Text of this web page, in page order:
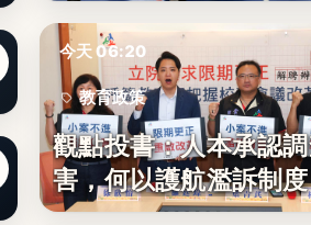
今天 06:20
教育政策
29
觀點投書：人本承認
害，何以護航濫訴制